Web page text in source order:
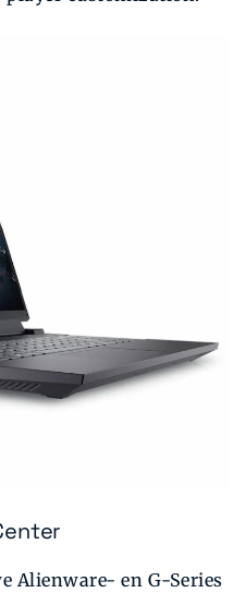
Alienware- en G-Series